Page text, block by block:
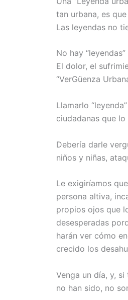
tan urbana, es
Las leyendas no
No hay
El dolor, el
“VerGüenza
Llamarlo
ciudadanas que
Debería darle
niños y niñas,
Le exigiríamos
persona altiva,
propios ojos que
desesperadas
harán ver cómo
crecido los
Venga un día, y,
no han sido, no